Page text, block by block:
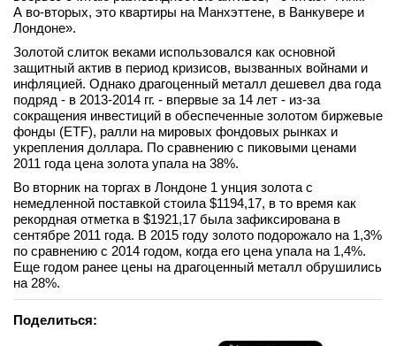
телеграм
Стать автором
Вход
А во-вторых, это квартиры на Манхэттене, в Ванкувере и
Лондоне».
Золотой слиток веками использовался как основной
защитный актив в период кризисов, вызванных войнами и
инфляцией. Однако драгоценный металл дешевел два года
подряд - в 2013-2014 гг. - впервые за 14 лет - из-за
сокращения инвестиций в обеспеченные золотом биржевые
фонды (ETF), ралли на мировых фондовых рынках и
укрепления доллара. По сравнению с пиковыми ценами
2011 года цена золота упала на 38%.
Во вторник на торгах в Лондоне 1 унция золота с
немедленной поставкой стоила $1194,17, в то время как
рекордная отметка в $1921,17 была зафиксирована в
сентябре 2011 года. В 2015 году золото подорожало на 1,3%
по сравнению с 2014 годом, когда его цена упала на 1,4%.
Еще годом ранее цены на драгоценный металл обрушились
на 28%.
Поделиться: